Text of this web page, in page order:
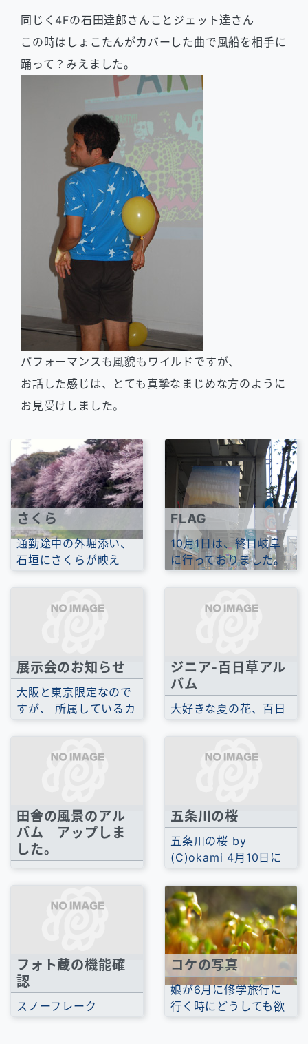
同じく4Fの石田達郎さんことジェット達さん
この時はしょこたんがカバーした曲で風船を相手に
踊って？みえました。
パフォーマンスも風貌もワイルドですが、
お話した感じは、とても真摯なまじめな方のように
お見受けしました。
さくら
通勤途中の外堀添い、
石垣にさくらが映え
FLAG
10月1日は、終日岐阜
に行っておりました。
展示会のお知らせ
大阪と東京限定なので
すが、 所属しているカ
ジニア-百日草アル
バム
大好きな夏の花、百日
くいけれど、田舎...
田舎の風景のアル
バム アップしま
した。
てきました。 ゴクゴク
五条川の桜
五条川の桜 by
(C)okami 4月10日に
来たときの写真をア
ッ...
フォト蔵の機能確
認
スノーフレーク
コケの写真
娘が6月に修学旅行に
行く時にどうしても欲